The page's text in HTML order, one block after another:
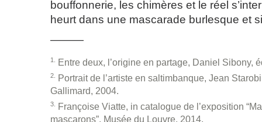
bouffonnerie, les chimères et le réel
heurt dans une mascarade burlesque et
———
1 Entre deux, l’origine en partage, Daniel Sibony,
2
Portrait de l’artiste en saltimbanque, Jean
Gallimard, 2004.
3
Françoise Viatte, in catalogue de l’exposition
mascarons”, Musée du Louvre, 2014.